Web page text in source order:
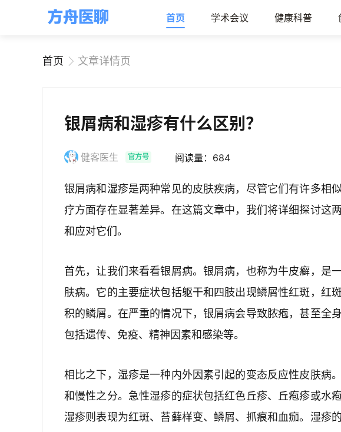
首页 学术会议 健康科普
首页 文章详情页
银屑病和湿疹有什么区别？
健客医生 官方号 阅读量：684
银屑病和湿疹是两种常见的皮肤疾病，尽管它们有许多相
疗方面存在显著差异。在这篇文章中，我们将详细探讨这
和应对它们。
首先，让我们来看看银屑病。银屑病，也称为牛皮癣，是
肤病。它的主要症状包括躯干和四肢出现鳞屑性红斑，红
积的鳞屑。在严重的情况下，银屑病会导致脓疱，甚至全
包括遗传、免疫、精神因素和感染等。
相比之下，湿疹是一种内外因素引起的变态反应性皮肤病
和慢性之分。急性湿疹的症状包括红色丘疹、丘疱疹或水
湿疹则表现为红斑、苔藓样变、鳞屑、抓痕和血痂。湿疹